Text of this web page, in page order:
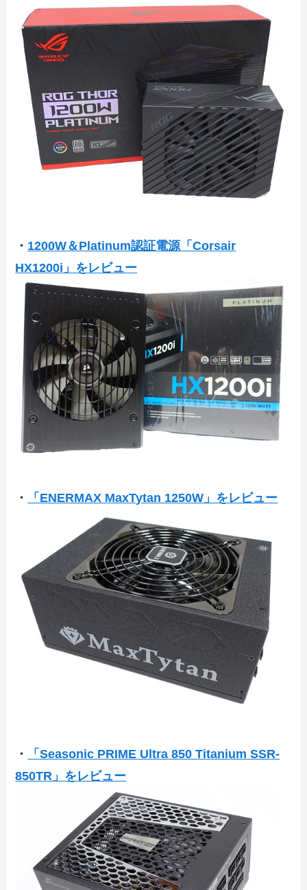
・ 1200W＆Platinum認証電源「Corsair
HX1200i」をレビュー
・ 「ENERMAX MaxTytan 1250W」をレビュー
・
「Seasonic PRIME Ultra 850 Titanium SSR-
850TR」をレビュー